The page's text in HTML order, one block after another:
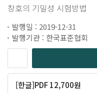
창호의 기밀성 시험방법
발행일 : 2019-12-31
발행기관 : 한국표준협회
[한글]PDF 12,700원